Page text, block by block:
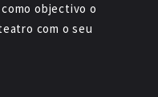
objectivo o
com o seu